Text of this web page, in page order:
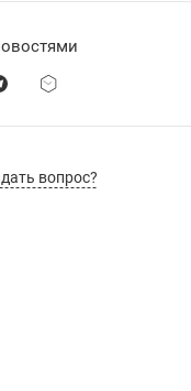
вопрос?